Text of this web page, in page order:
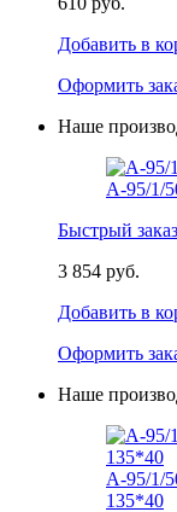
Добавить в
Оформить
Наше
А-95/1/
Быстрый заказ
3 854 руб.
Добавить в
Оформить
Наше
А-95/1/
135*40